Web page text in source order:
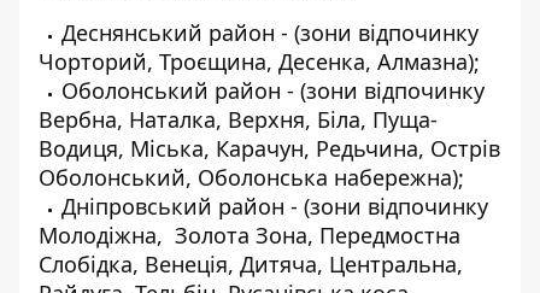
Деснянський район - (зони відпочинку
Чорторий, Троєщина, Десенка, Алмазна);
Оболонський район - (зони відпочинку
Вербна, Наталка, Верхня, Біла, Пуща-
Водиця, Міська, Карачун, Редьчина, Острів
Оболонський, Оболонська набережна);
Дніпровський район - (зони відпочинку
Молодіжна, Золота Зона, Передмостна
Слобідка, Венеція, Дитяча, Центральна,